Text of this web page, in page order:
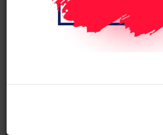
Xiaomi Redmi Note